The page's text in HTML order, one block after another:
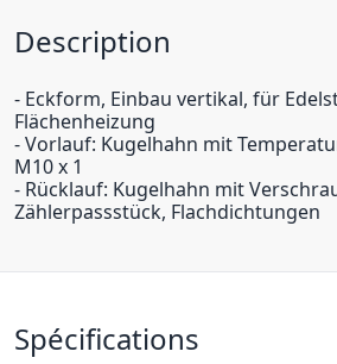
Description
- Eckform, Einbau vertikal, für
Flächenheizung
- Vorlauf: Kugelhahn mit
M10 x 1
- Rücklauf: Kugelhahn mit
Zählerpassstück, Flachdichtungen
Spécifications